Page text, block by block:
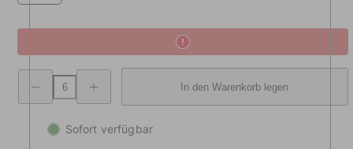
Abnehmende
Menge
Cerasuolo
Menge
Cerasuolo
g.U.
In den Warenkorb legen
Sofort verfügbar